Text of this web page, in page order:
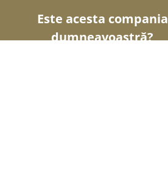
Este acesta compania
dumneavoastră?